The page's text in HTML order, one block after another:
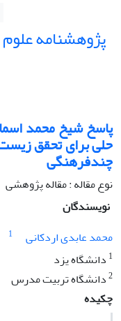
پژوهشنامه
پاسخ شیخ محمد
حلی برای تحقق
چندفرهنگی
نوع مقاله : مقاله پژوهشی
نویسندگان
محمد عابدی اردکانی
1
1 دانشگاه یزد
2دانشگاه تربیت مدرس
چکیده